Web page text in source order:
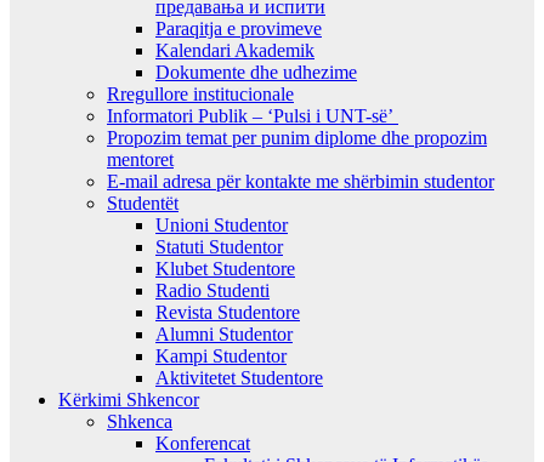
предавањa и испити
Paraqitja e provimeve
Kalendari Akademik
Dokumente dhe udhezime
Rregullore institucionale
Informatori Publik – ‘Pulsi i UNT-së’
Propozim temat per punim diplome dhe propozim
mentoret
E-mail adresa për kontakte me shërbimin studentor
Studentët
Unioni Studentor
Statuti Studentor
Klubet Studentore
Radio Studenti
Revista Studentore
Alumni Studentor
Kampi Studentor
Aktivitetet Studentore
Kërkimi Shkencor
Shkenca
Konferencat